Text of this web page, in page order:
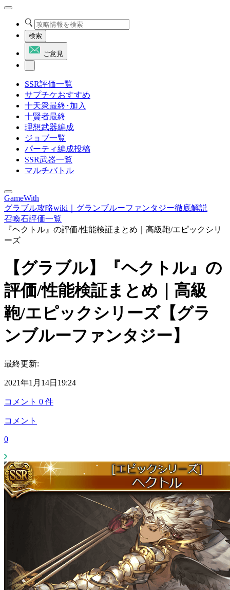
検索
ご意見
SSR評価一覧
サプチケおすすめ
十天衆最終･加入
十賢者最終
理想武器編成
ジョブ一覧
パーティ編成投稿
SSR武器一覧
マルチバトル
GameWith
グラブル攻略wiki｜グランブルーファンタジー徹底解説
召喚石評価一覧
『ヘクトル』の評価/性能検証まとめ｜高級鞄/エピックシリ
ーズ
【グラブル】『ヘクトル』の
評価/性能検証まとめ｜高級
鞄/エピックシリーズ【グラ
ンブルーファンタジー】
最終更新:
2021年1月14日19:24
コメント 0 件
コメント
0